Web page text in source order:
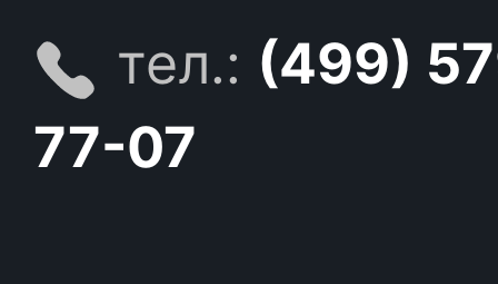
тел.: (499)
77-07